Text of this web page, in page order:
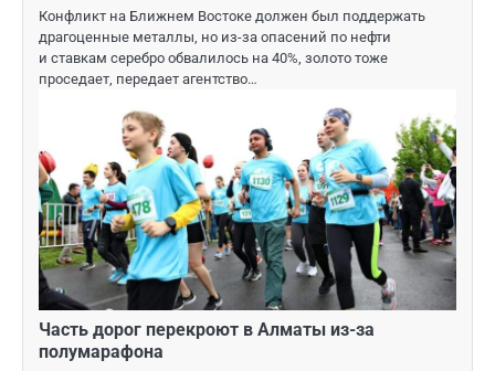
Конфликт на Ближнем Востоке должен был поддержать
драгоценные металлы, но из-за опасений по нефти
и ставкам серебро обвалилось на 40%, золото тоже
проседает, передает агентство…
Часть дорог перекроют в Алматы из-за
полумарафона